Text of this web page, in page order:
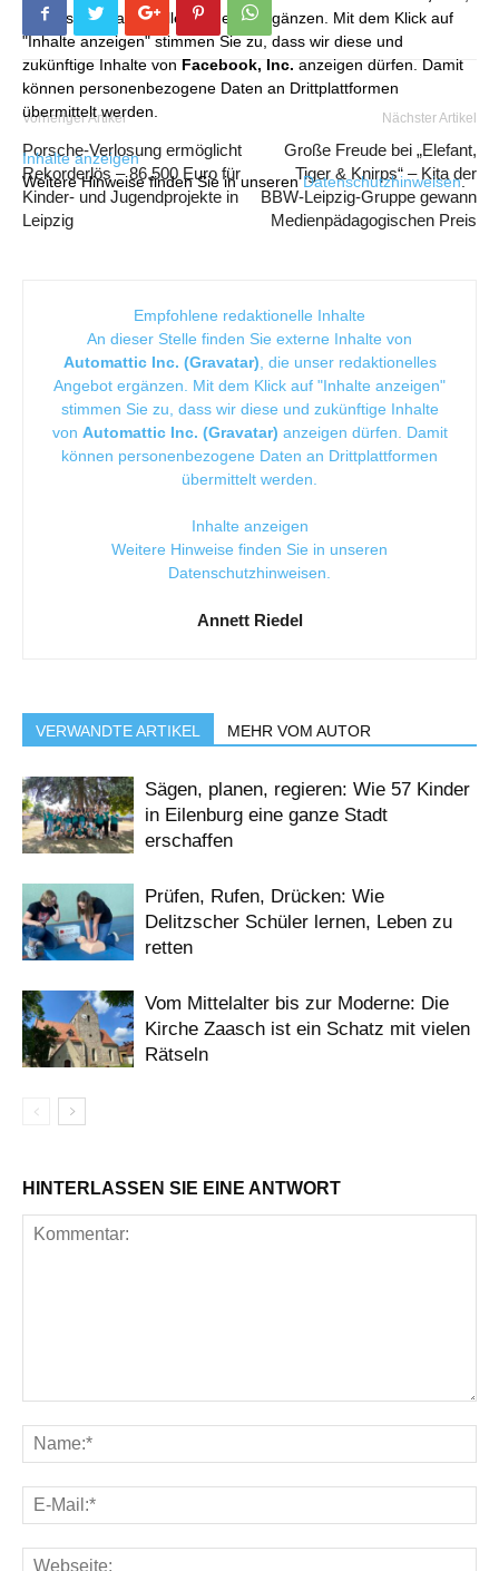
die unser redaktionelles Angebot ergänzen. Mit dem Klick auf
"Inhalte anzeigen" stimmen Sie zu, dass wir diese und
zukünftige Inhalte von Facebook, Inc. anzeigen dürfen. Damit
können personenbezogene Daten an Drittplattformen
übermittelt werden.
Inhalte anzeigen
Weitere Hinweise finden Sie in unserenDatenschutzhinweisen.
Vorheriger Artikel
Porsche-Verlosung ermöglicht
Rekorderlös – 86.500 Euro für
Kinder- und Jugendprojekte in
Leipzig
Nächster Artikel
Große Freude bei „Elefant,
Tiger & Knirps“ – Kita der
BBW-Leipzig-Gruppe gewann
Medienpädagogischen Preis
Empfohlene redaktionelle Inhalte
An dieser Stelle finden Sie externe Inhalte von
Automattic Inc. (Gravatar) , die unser redaktionelles
Angebot ergänzen. Mit dem Klick auf "Inhalte anzeigen"
stimmen Sie zu, dass wir diese und zukünftige Inhalte
von Automattic Inc. (Gravatar) anzeigen dürfen. Damit
können personenbezogene Daten an Drittplattformen
übermittelt werden.
Inhalte anzeigen
Weitere Hinweise finden Sie in unseren
Datenschutzhinweisen
Annett Riedel
VERWANDTE ARTIKEL MEHR VOM AUTOR
Sägen, planen, regieren: Wie 57 Kinder
in Eilenburg eine ganze Stadt
erschaffen
Prüfen, Rufen, Drücken: Wie
Delitzscher Schüler lernen, Leben zu
retten
Vom Mittelalter bis zur Moderne: Die
Kirche Zaasch ist ein Schatz mit vielen
Rätseln
HINTERLASSEN SIE EINE ANTWORT